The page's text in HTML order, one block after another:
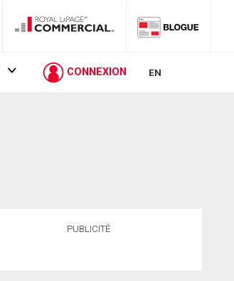
CONNEXION EN
PUBLICITÉ